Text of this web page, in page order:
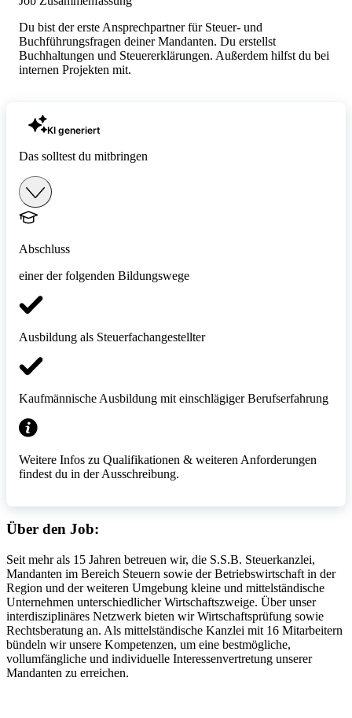
Du bist der erste Ansprechpartner für Steuer- und
Buchführungsfragen deiner Mandanten. Du erstellst
Buchhaltungen und Steuererklärungen. Außerdem hilfst du bei
internen Projekten mit.
KI generiert
Das solltest du mitbringen
Abschluss
einer der folgenden Bildungswege
Ausbildung als Steuerfachangestellter
Kaufmännische Ausbildung mit einschlägiger Berufserfahrung
Weitere Infos zu Qualifikationen & weiteren Anforderungen
findest du in der Ausschreibung.
Über den Job:
Seit mehr als 15 Jahren betreuen wir, die S.S.B. Steuerkanzlei,
Mandanten im Bereich Steuern sowie der Betriebswirtschaft in der
Region und der weiteren Umgebung kleine und mittelständische
Unternehmen unterschiedlicher Wirtschaftszweige. Über unser
interdisziplinäres Netzwerk bieten wir Wirtschaftsprüfung sowie
Rechtsberatung an. Als mittelständische Kanzlei mit 16 Mitarbeitern
bündeln wir unsere Kompetenzen, um eine bestmögliche,
vollumfängliche und individuelle Interessenvertretung unserer
Mandanten zu erreichen.